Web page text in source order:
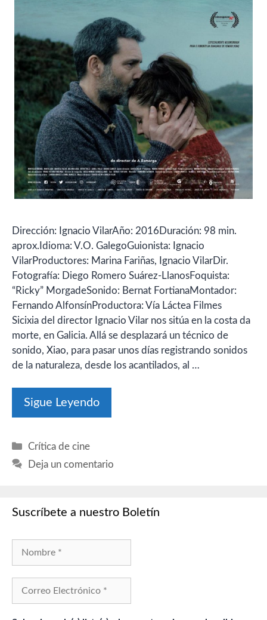
Dirección: Ignacio VilarAño: 2016Duración: 98 min.
aprox.Idioma: V.O. GalegoGuionista: Ignacio
VilarProductores: Marina Fariñas, Ignacio VilarDir.
Fotografía: Diego Romero Suárez-LlanosFoquista:
“Ricky” MorgadeSonido: Bernat FortianaMontador:
Fernando AlfonsínProductora: Vía Láctea Filmes
Sicixia del director Ignacio Vilar nos sitúa en la costa da
morte, en Galicia. Allá se desplazará un técnico de
sonido, Xiao, para pasar unos días registrando sonidos
de la naturaleza, desde los acantilados, al …
Sigue Leyendo
Categorías
Crítica de cine
Deja un comentario
Suscríbete a nuestro Boletín